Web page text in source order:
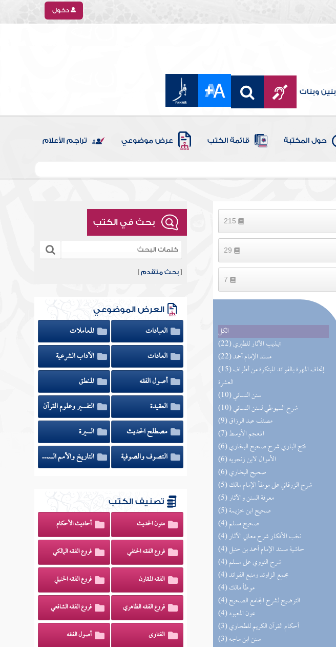
دخول
بنين وبنات
حول المكتبة قائمة الكتب عرض موضوعي تراجم الأعلام
الكل
(22) تهذيب الآثار للطبري
(22) مسند الإمام أحمد
(15) إتحاف المهرة بالفوائد المبتكرة من أطراف
العشرة
(10) سنن النسائي
(10) شرح السيوطي لسنن النسائي
(9) مصنف عبد الرزاق
(7) المعجم الأوسط
(6) فتح الباري شرح صحيح البخاري
(6) الأموال لابن زنجويه
(6) صحيح البخاري
(5) شرح الزرقاني على موطأ الإمام مالك
(5) معرفة السنن والآثار
(5) صحيح ابن خزيمة
(4) صحيح مسلم
(4) نخب الأفكار شرح معاني الآثار
(4) حاشية مسند الإمام أحمد بن حنبل
(4) شرح النووي على مسلم
(4) مجمع الزاوئد ومنبع الفوائد
(4) موطأ مالك
(4) التوضيح لشرح الجامع الصحيح
(4) عون المعبود
(3) أحكام القرآن الكريم للطحاوي
(3) سنن ابن ماجه
بحث في الكتب
[بحث متقدم ]
العرض الموضوعي
العبادات
المعاملات
العادات
الآداب الشرعية
أصول الفقه
المنطق
العقيدة
التفسير وعلوم القرآن
مصطلح الحديث
السيرة
التصوف والصوفية
التاريخ والأمم السابقة
تصنيف الكتب
متون الحديث أحاديث الأحكام
فروع الفقه الحنفي فروع الفقه المالكي
الفقه المقارن فروع الفقه الحنبلي
فروع الفقه الظاهري فروع الفقه الشافعي
الفتاوى أصول الفقه